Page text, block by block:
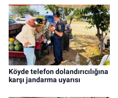
Köyde telefon dolandırıcılığına
karşı jandarma uyarısı